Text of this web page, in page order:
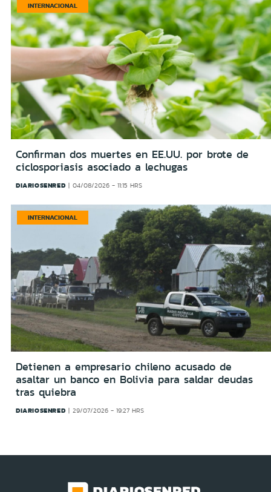
INTERNACIONAL
Confirman dos muertes en EE.UU. por brote de
ciclosporiasis asociado a lechugas
DIARIOSENRED 04/08/2026 - 11:15 HRS
INTERNACIONAL
Detienen a empresario chileno acusado de
asaltar un banco en Bolivia para saldar deudas
tras quiebra
DIARIOSENRED 29/07/2026 - 19:27 HRS